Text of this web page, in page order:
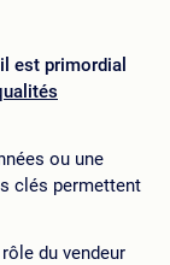
est primordial
ou une
clés permettent
du vendeur